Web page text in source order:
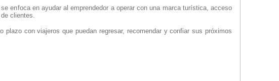
enfoca en ayudar al emprendedor a operar con una marca turística, acceso
clientes.
con viajeros que puedan regresar, recomendar y confiar sus próximos